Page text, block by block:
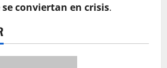
conviertan en crisis.